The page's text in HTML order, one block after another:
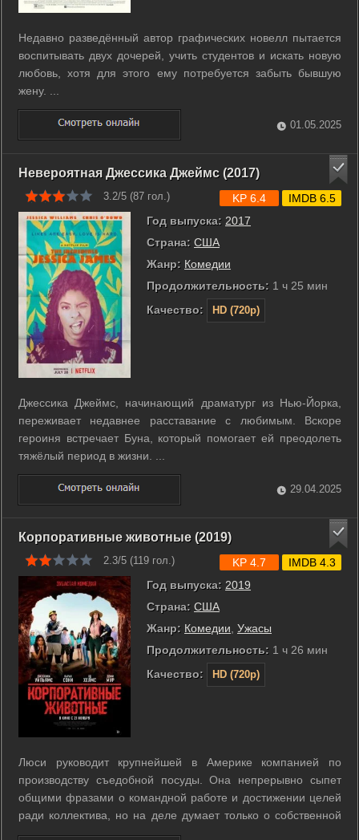
Недавно разведённый автор графических новелл пытается
воспитывать двух дочерей, учить студентов и искать новую
любовь, хотя для этого ему потребуется забыть бывшую
жену. ...
01.05.2025
Невероятная Джессика Джеймс (2017)
3.2/5 (87 гол.)
Год выпуска: 2017
Страна: США
Жанр: Комедии
Продолжительность: 1 ч 25 мин
Качество:
HD (720p)
KP 6.4 IMDB 6.5
Джессика Джеймс, начинающий драматург из Нью-Йорка,
переживает недавнее расставание с любимым. Вскоре
героиня встречает Буна, который помогает ей преодолеть
тяжёлый период в жизни. ...
29.04.2025
Корпоративные животные (2019)
2.3/5 (119 гол.)
Год выпуска: 2019
Страна: США
Жанр: Комедии Ужасы
Продолжительность: 1 ч 26 мин
Качество:
HD (720p)
KP 4.7 IMDB 4.3
Люси руководит крупнейшей в Америке компанией по
производству съедобной посуды. Она непрерывно сыпет
общими фразами о командной работе и достижении целей
ради коллектива, но на деле думает только о собственной
выгоде. На тимбилдинге, который Люси организовывает для